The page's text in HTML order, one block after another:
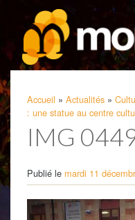
Accueil » Actualités »
: une statue au centre
IMG
Publié le mardi 11